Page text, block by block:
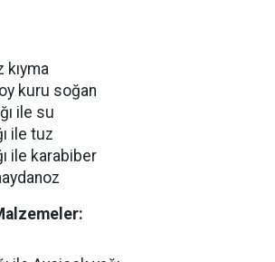
kıyma
kuru soğan
ile su
ile tuz
ile karabiber